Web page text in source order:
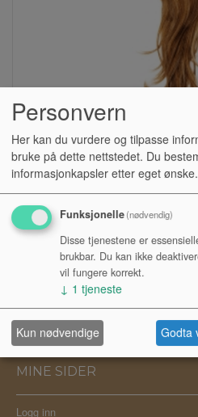
BM PARIS HAIR
Kr 11
INFORMASJON
Frakt- og Kjøpsvilkår
MINE SIDER
Logg inn
Personvern
Her kan du vurdere og tilpasse
bruke på dette nettstedet. Du
informasjonkapsler etter eget ønske.
Funksjonelle(nødvendig)
Disse tjenestene er
brukbar. Du kan ikke
vil fungere korrekt.
↓ 1 tjeneste
Kun nødvendige Godta